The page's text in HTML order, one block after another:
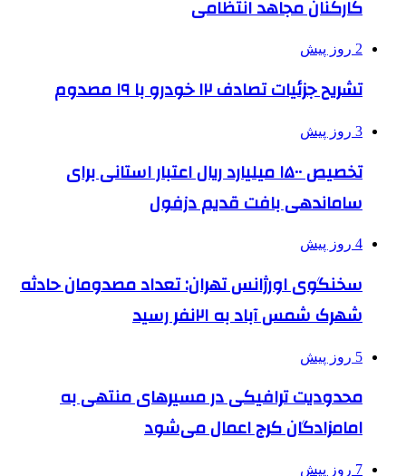
کارکنان مجاهد انتظامی
2 روز پیش
تشریح جزئیات تصادف ۱۲ خودرو با ۱۹ مصدوم
3 روز پیش
تخصیص ۱۵۰۰ میلیارد ریال اعتبار استانی برای
ساماندهی بافت قدیم دزفول
4 روز پیش
سخنگوی اورژانس تهران: تعداد مصدومان حادثه
شهرک شمس آباد به ۲۱نفر رسید
5 روز پیش
محدودیت ترافیکی در مسیرهای منتهی به
امامزادگان کرج اعمال می‌شود
7 روز پیش